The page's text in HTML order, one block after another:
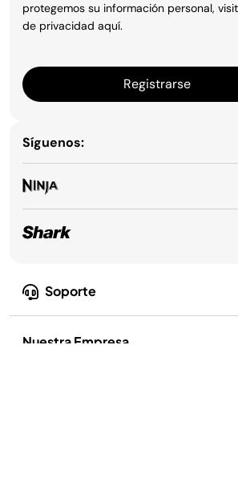
Soporte
Nuestra Empresa
protegemos su información personal,
de privacidad aquí.
Registrarse
Síguenos: